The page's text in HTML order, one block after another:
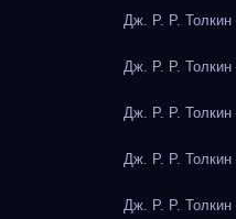
Дж. Р. Р.
Дж. Р. Р.
Дж. Р. Р.
Дж. Р. Р.
Дж. Р. Р.